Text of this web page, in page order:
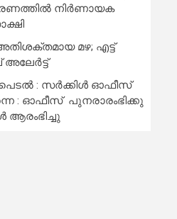
നിർണായക
മഴ; എട്ട്
: സര്‍ക്കിള്‍ ഓഫീസ്
: ഓഫീസ് പുനരാരംഭിക്കു
ആരംഭിച്ചു